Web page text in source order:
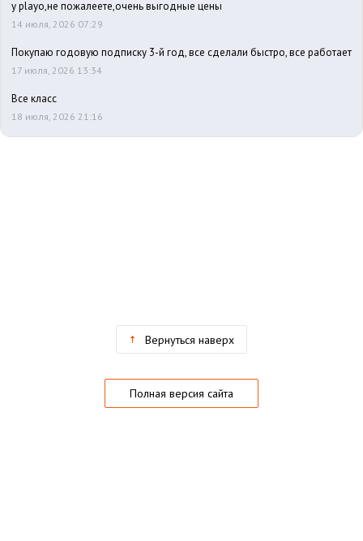
у playo,не пожалеете,очень выгодные цены
14 июля, 2026 07:29
Покупаю годовую подписку 3-й год, все сделали быстро, все работает
17 июля, 2026 13:34
Все класс
18 июля, 2026 21:16
Вернуться наверх
Полная версия сайта